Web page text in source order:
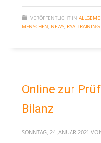
VERÖFFENTLICHT IN
MENSCHEN, NEWS, RYA TRAINING
Online zur
Bilanz
SONNTAG, 24 JANUAR 2021